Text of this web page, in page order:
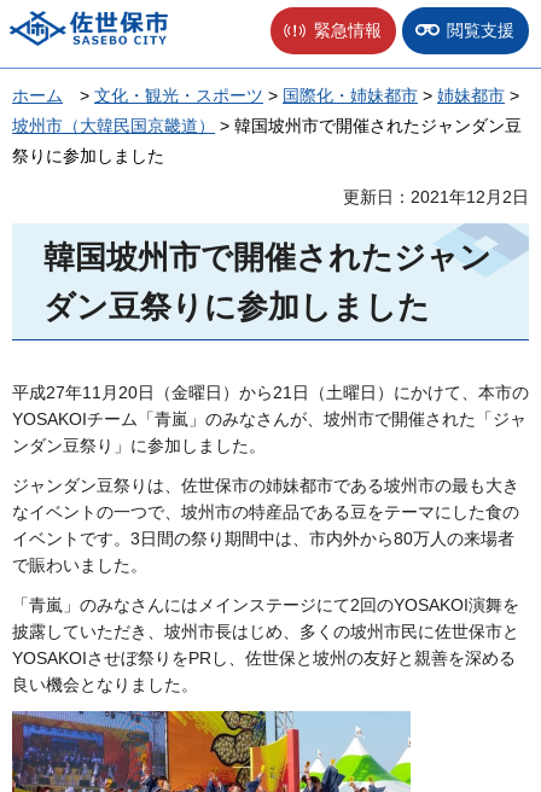
佐世保市 緊急情報 閲覧支援
ホーム > 文化・観光・スポーツ > 国際化・姉妹都市 > 姉妹都市 >
坡州市（大韓民国京畿道）
> 韓国坡州市で開催されたジャンダン豆
祭りに参加しました
更新日：2021年12月2日
韓国坡州市で開催されたジャン
ダン豆祭りに参加しました
平成27年11月20日（金曜日）から21日（土曜日）にかけて、本市の
YOSAKOIチーム「青嵐」のみなさんが、坡州市で開催された「ジャ
ンダン豆祭り」に参加しました。
ジャンダン豆祭りは、佐世保市の姉妹都市である坡州市の最も大き
なイベントの一つで、坡州市の特産品である豆をテーマにした食の
イベントです。3日間の祭り期間中は、市内外から80万人の来場者
で賑わいました。
「青嵐」のみなさんにはメインステージにて2回のYOSAKOI演舞を
披露していただき、坡州市長はじめ、多くの坡州市民に佐世保市と
YOSAKOIさせぼ祭りをPRし、佐世保と坡州の友好と親善を深める
良い機会となりました。